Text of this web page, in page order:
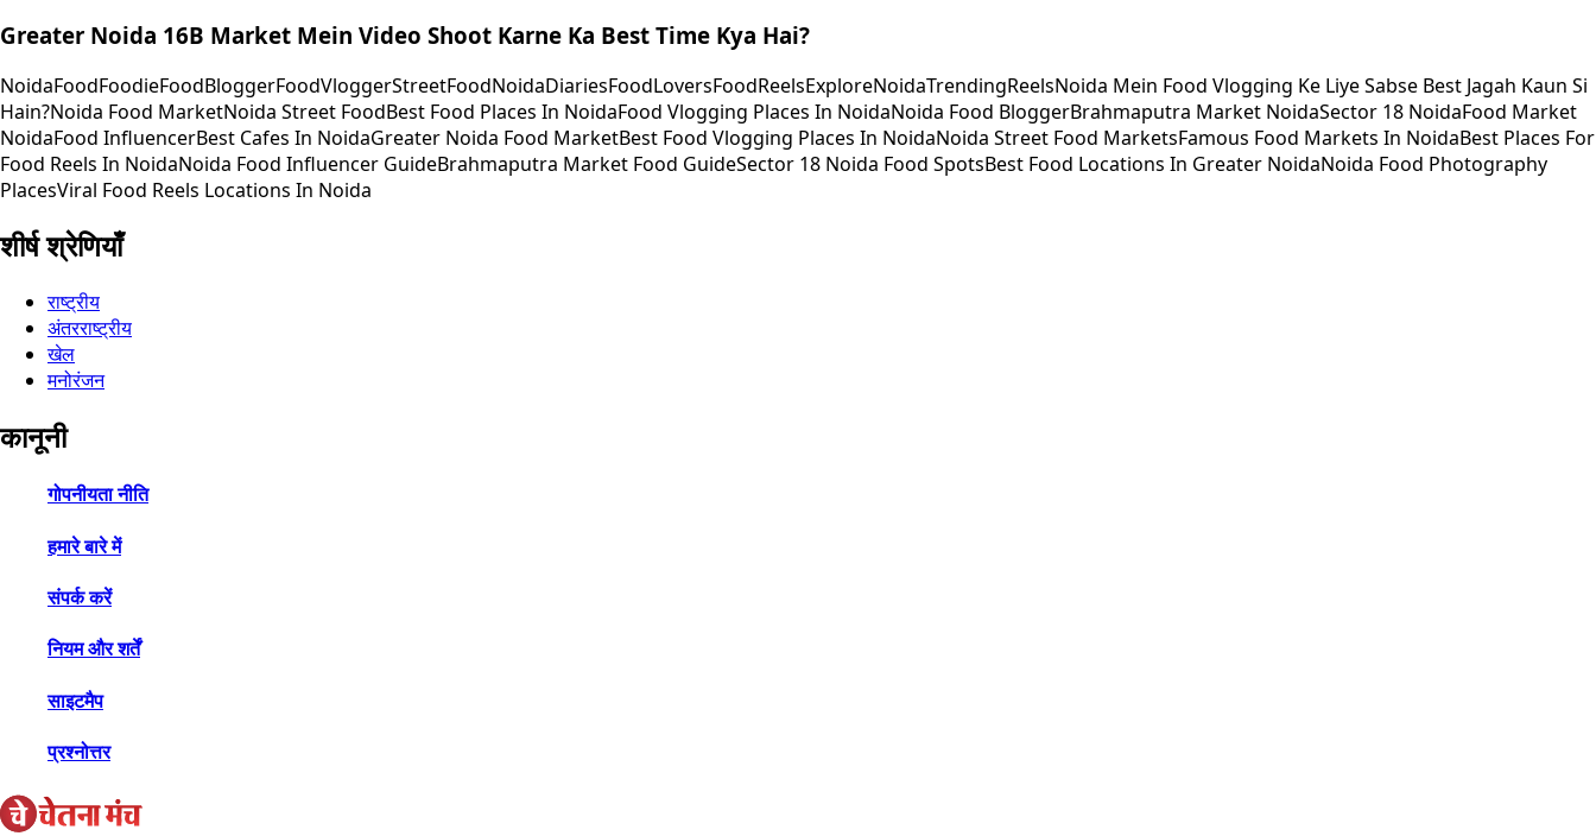
Greater Noida 16B Market Mein Video Shoot Karne Ka Best Time Kya Hai?
NoidaFoodFoodieFoodBloggerFoodVloggerStreetFoodNoidaDiariesFoodLoversFoodReelsExploreNoidaTrendingReelsNoida Mein Food Vlogging Ke Liye Sabse Best Jagah Kaun Si
Hain?Noida Food MarketNoida Street FoodBest Food Places In NoidaFood Vlogging Places In NoidaNoida Food BloggerBrahmaputra Market NoidaSector 18 NoidaFood Market
NoidaFood InfluencerBest Cafes In NoidaGreater Noida Food MarketBest Food Vlogging Places In NoidaNoida Street Food MarketsFamous Food Markets In NoidaBest Places For
Food Reels In NoidaNoida Food Influencer GuideBrahmaputra Market Food GuideSector 18 Noida Food SpotsBest Food Locations In Greater NoidaNoida Food Photography
PlacesViral Food Reels Locations In Noida
शीर्ष श्रेणियाँ
राष्ट्रीय
अंतरराष्ट्रीय
खेल
मनोरंजन
कानूनी
गोपनीयता नीति
हमारे बारे में
संपर्क करें
नियम और शर्तें
साइटमैप
प्रश्नोत्तर